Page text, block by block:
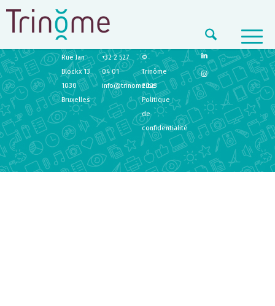
TRINÔME
Rue Jan
Blockx 13
1030
Bruxelles
+32 2 527
04 01
info@trinome.be
©
Trinôme
2023
Politique
de
confidentialité